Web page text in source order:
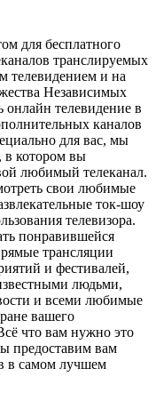
для бесплатного
транслируемых
телевидением и на
Независимых
онлайн телевидение в
каналов
для вас, мы
в котором вы
любимый телеканал.
свои любимые
ток-шоу
телевизора.
понравившейся
трансляции
и фестивалей,
людьми,
и всеми любимые
вашего
что вам нужно это
предоставим вам
в самом лучшем